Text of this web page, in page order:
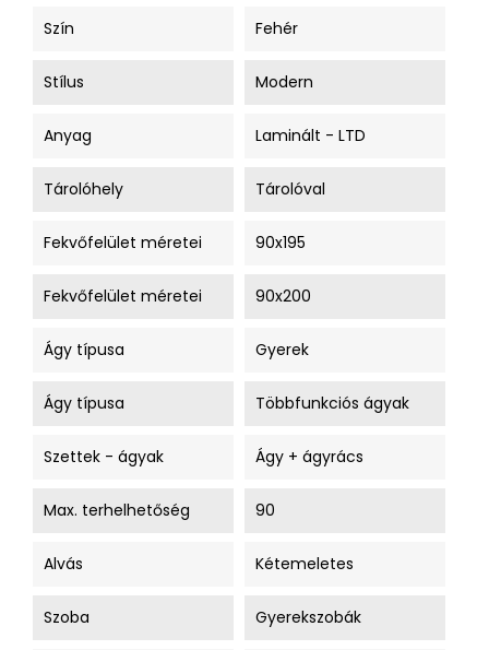
Szín Fehér
Stílus Modern
Anyag Laminált - LTD
Tárolóhely Tárolóval
Fekvőfelület méretei 90x195
Fekvőfelület méretei 90x200
Ágy típusa Gyerek
Ágy típusa Többfunkciós ágyak
Szettek - ágyak Ágy + ágyrács
Max. terhelhetőség 90
Alvás Kétemeletes
Szoba Gyerekszobák